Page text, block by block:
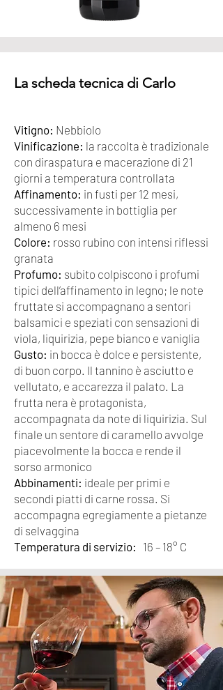
La scheda tecnica di Carlo
Vitigno: Nebbiolo
Vinificazione: la raccolta è tradizionale
con diraspatura e macerazione di 21
giorni a temperatura controllata
Affinamento: in fusti per 12 mesi,
successivamente in bottiglia per
almeno 6 mesi
Colore: rosso rubino con intensi riflessi
granata
Profumo: subito colpiscono i profumi
tipici dell’affinamento in legno; le note
fruttate si accompagnano a sentori
balsamici e speziati con sensazioni di
viola, liquirizia, pepe bianco e vaniglia
Gusto: in bocca è dolce e persistente,
di buon corpo. Il tannino è asciutto e
vellutato, e accarezza il palato. La
frutta nera è protagonista,
accompagnata da note di liquirizia. Sul
finale un sentore di caramello avvolge
piacevolmente la bocca e rende il
sorso armonico
Abbinamenti: ideale per primi e
secondi piatti di carne rossa. Si
accompagna egregiamente a pietanze
di selvaggina
Temperatura di servizio: 16 – 18° C